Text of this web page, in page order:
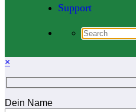
Support
×
Dein Name